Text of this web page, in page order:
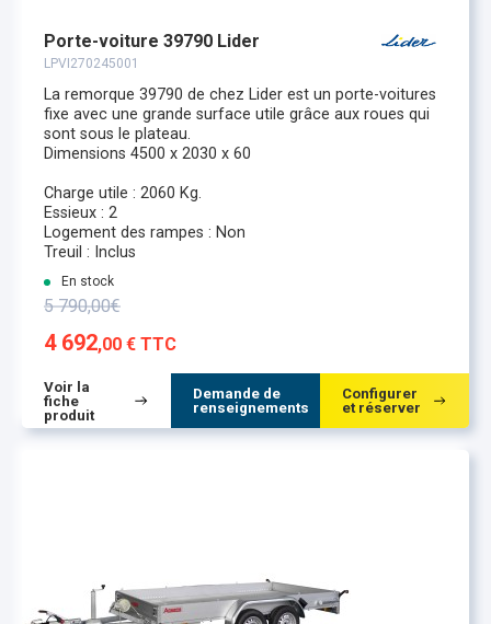
Porte-voiture 39790 Lider
LPVI270245001
La remorque 39790 de chez Lider est un porte-voitures
fixe avec une grande surface utile grâce aux roues qui
sont sous le plateau.
Dimensions 4500 x 2030 x 60
Charge utile : 2060 Kg.
Essieux : 2
Logement des rampes : Non
Treuil : Inclus
En stock
5 790,00€
4 692,00 € TTC
Voir la
fiche
produit
Demande de
renseignements
Configurer
et réserver